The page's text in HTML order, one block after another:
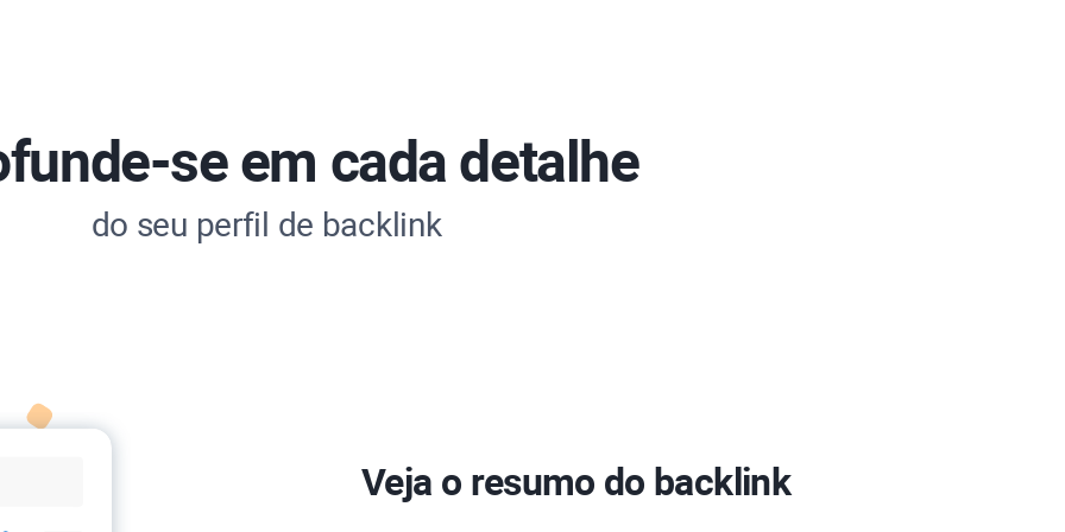
se em cada detalhe
do seu perfil de backlink
Veja o resumo do backlink